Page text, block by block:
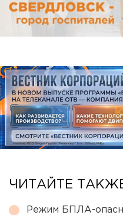
ЧИТАЙТЕ
Режим БПЛА-